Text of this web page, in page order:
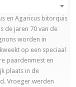
en Agaricus bitorquis
de jaren 70 van de
worden in
op een speciaal
paardenmest en
plaats in de
Vroeger werden